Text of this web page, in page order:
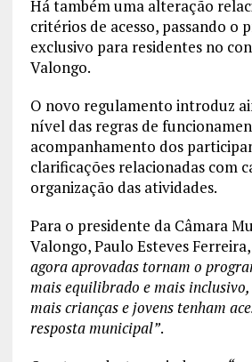
Há também uma alteração
critérios de acesso, passando o
exclusivo para residentes no
Valongo.
O novo regulamento introduz
nível das regras de
acompanhamento dos
clarificações relacionadas com
organização das atividades.
Para o presidente da Câmara
Valongo, Paulo Esteves Ferreira,
agora aprovadas tornam o
mais equilibrado e mais
mais crianças e jovens tenham
resposta municipal”.